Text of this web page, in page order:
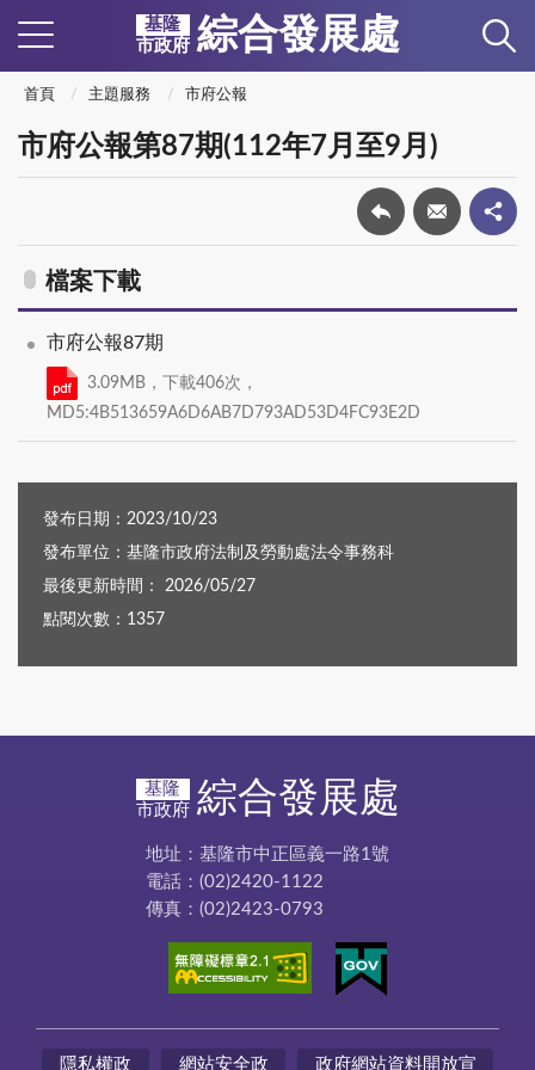
基隆
市政府 綜合發展處
首頁 主題服務 市府公報
市府公報第87期(112年7月至9月)
檔案下載
市府公報87期
3.09MB，下載406次，
MD5:4B513659A6D6AB7D793AD53D4FC93E2D
發布日期：2023/10/23
發布單位：基隆市政府法制及勞動處法令事務科
最後更新時間： 2026/05/27
點閱次數：1357
基隆
市政府 綜合發展處
地址：基隆市中正區義一路1號
電話：(02)2420-1122
傳真：(02)2423-0793
隱私權政 網站安全政 政府網站資料開放宣